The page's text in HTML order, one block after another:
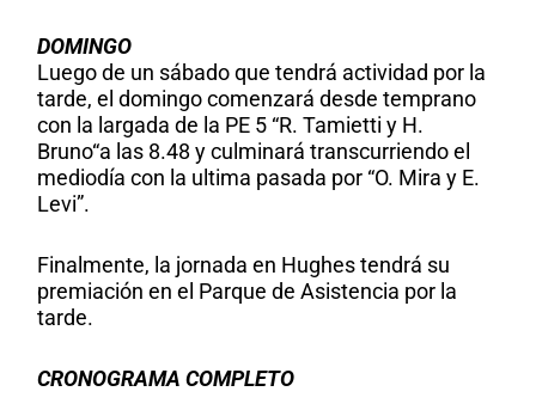
DOMINGO
Luego de un sábado que tendrá actividad por la
tarde, el domingo comenzará desde temprano
con la largada de la PE 5 “R. Tamietti y H.
Bruno“a las 8.48 y culminará transcurriendo el
mediodía con la ultima pasada por “O. Mira y E.
Levi”.
Finalmente, la jornada en Hughes tendrá su
premiación en el Parque de Asistencia por la
tarde.
CRONOGRAMA COMPLETO